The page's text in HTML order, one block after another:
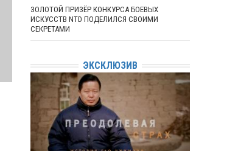
ЗОЛОТОЙ ПРИЗЁР КОНКУРСА БОЕВЫХ
ИСКУССТВ NTD ПОДЕЛИЛСЯ СВОИМИ
СЕКРЕТАМИ
ЭКСКЛЮЗИВ